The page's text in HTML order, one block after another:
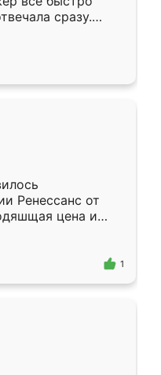
сразу.
подошёл к
Собрали
аккуратно, даже
Ренессанс от
цена и
Приехавший
самый
1